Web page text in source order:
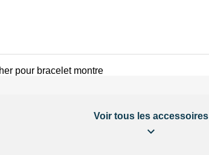
pour bracelet montre
Voir tous les accessoires